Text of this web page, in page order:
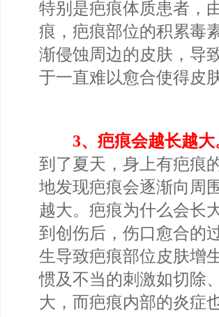
特别是疤痕体质患者，
痕，疤痕部位的积累毒
渐侵蚀周边的皮肤，导
于一直难以愈合使得皮
3、疤痕会越长越大
到了夏天，身上有疤痕
地发现疤痕会逐渐向周
越大。疤痕为什么会长
到创伤后，伤口愈合的
生导致疤痕部位皮肤增
惯及不当的刺激如切除
大，而疤痕内部的炎症